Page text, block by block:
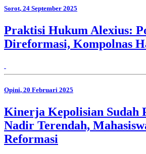
Sorot, 24 September 2025
Praktisi Hukum Alexius:
Direformasi, Kompolnas
Opini, 20 Februari 2025
Kinerja Kepolisian Sudah
Nadir Terendah,
Reformasi